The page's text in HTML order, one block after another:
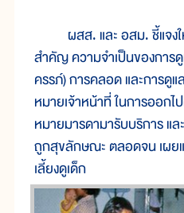
ผสส. และ อสม. ชี้แจงใ
สำคัญ ความจำเป็นของกา
ครรภ์) การคลอด และการ
หมายเจ้าหน้าที่ ในการออก
หมายมารดามารับบริการ แ
ถูกสุขลักษณะ ตลอดจน เผย
เลี้ยงดูเด็ก